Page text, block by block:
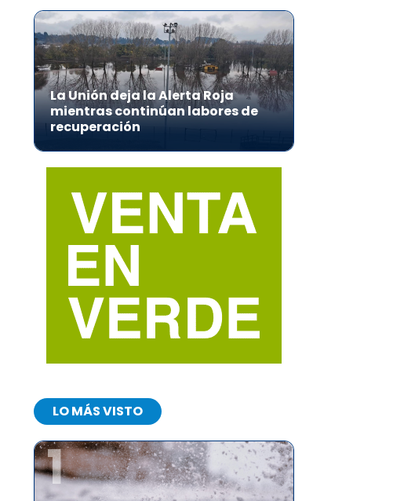
La Unión deja la Alerta Roja
mientras continúan labores de
recuperación
LO MÁS VISTO
1